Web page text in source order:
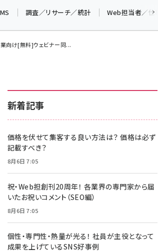
z世代 (1622)
meo (1275)
調査／リサーチ／統計 Web担当者／仕事
業向け[無料]ウェビナー同...
新着記事
価格を伏せて集客する良い方法は？ 価格は必ず
記載すべき？
8月6日 7:05
祝・Web担創刊20周年！ 各業界の専門家から届
いたお祝いコメント（SEO編）
8月6日 7:05
個性・専門性・熱量が光る！ 社員が主役となって
成果を上げているSNS好事例